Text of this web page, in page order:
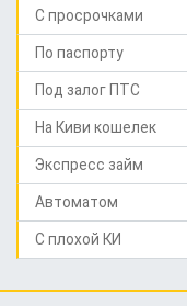
С просрочками
По паспорту
Под залог ПТС
На Киви кошелек
Экспресс займ
Автоматом
C плохой КИ